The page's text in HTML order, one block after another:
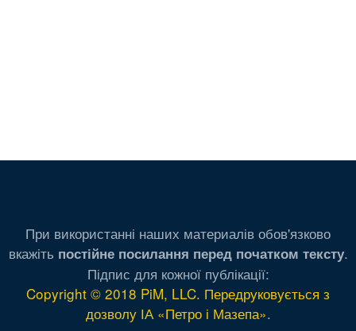
При використанні наших материалів обов'язково
вкажіть постійне посилання перед початком тексту.
Підпис для кожної публікації:
Copyright © 2018 PiM, LLC. Передруковується з
дозволу ІА «Петро і Мазепа».